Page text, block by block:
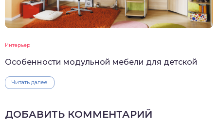
Интерьер
Особенности модульной мебели для детской
Читать далее
ДОБАВИТЬ КОММЕНТАРИЙ